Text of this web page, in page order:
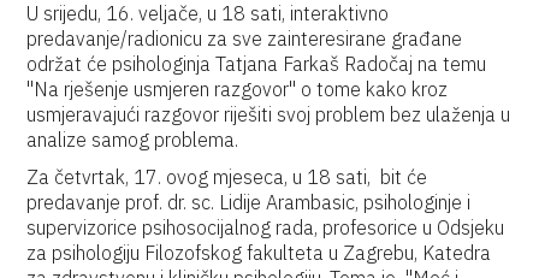
U srijedu, 16. veljače, u 18 sati, interaktivno
predavanje/radionicu za sve zainteresirane građane
održat će psihologinja Tatjana Farkaš Radočaj na temu
"Na rješenje usmjeren razgovor" o tome kako kroz
usmjeravajući razgovor riješiti svoj problem bez ulaženja u
analize samog problema.
Za četvrtak, 17. ovog mjeseca, u 18 sati, bit će
predavanje prof. dr. sc. Lidije Arambasic, psihologinje i
supervizorice psihosocijalnog rada, profesorice u Odsjeku
za psihologiju Filozofskog fakulteta u Zagrebu, Katedra